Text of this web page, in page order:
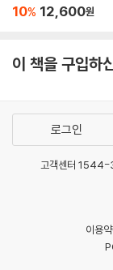
10% 12,600원
이 책을 구입하
로그인
고객센터
이용